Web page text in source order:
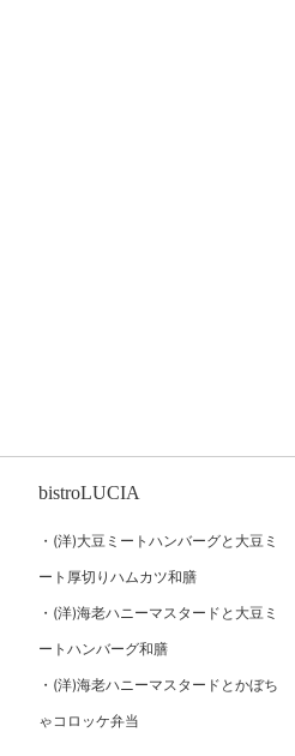
bistroLUCIA
(洋)大豆ミートハンバーグと大豆ミ
ート厚切りハムカツ和膳
(洋)海老ハニーマスタードと大豆ミ
ートハンバーグ和膳
(洋)海老ハニーマスタードとかぼち
ゃコロッケ弁当